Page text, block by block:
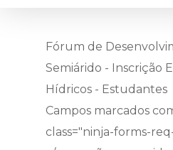
Fórum de
Semiárido - Inscrição
Hídricos - Estudantes
Campos marcados
class="ninja-forms-